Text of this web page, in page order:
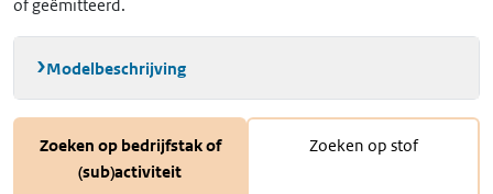
of geëmitteerd.
Modelbeschrijving
Zoeken op bedrijfstak of
(sub)activiteit
Zoeken op stof